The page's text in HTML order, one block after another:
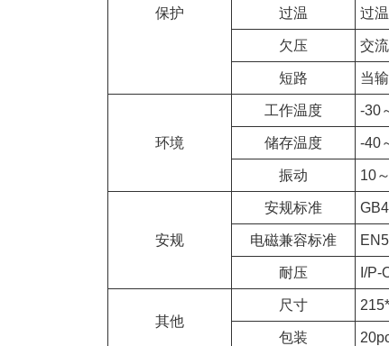
保护 过温 过
欠压 交
短路 当
环境
工作温度 -30
储存温度 -40
振动 10
安规
安规标准
电磁兼容标准
耐压 I/P-
其他
尺寸
包装